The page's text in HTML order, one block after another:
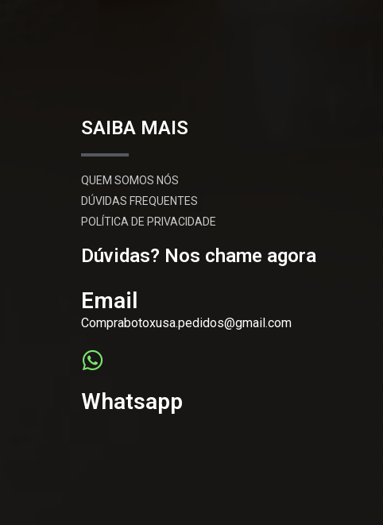
SAIBA MAIS
QUEM SOMOS NÓS
DÚVIDAS FREQUENTES
POLÍTICA DE PRIVACIDADE
Dúvidas? Nos chame agora
Email
Comprabotoxusa.pedidos@gmail.com
Whatsapp